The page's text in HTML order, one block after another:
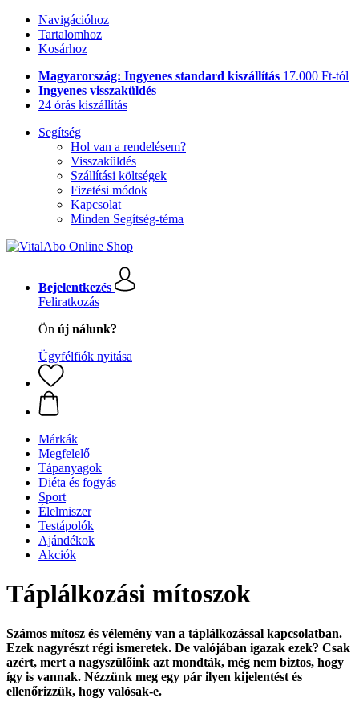
Navigációhoz
Tartalomhoz
Kosárhoz
Magyarország: Ingyenes standard kiszállítás 17.000 Ft-tól
Ingyenes visszaküldés
24 órás kiszállítás
Segítség
Hol van a rendelésem?
Visszaküldés
Szállítási költségek
Fizetési módok
Kapcsolat
Minden Segítség-téma
Bejelentkezés
Feliratkozás
Ön új nálunk?
Ügyfélfiók nyitása
Márkák
Megfelelő
Tápanyagok
Diéta és fogyás
Sport
Élelmiszer
Testápolók
Ajándékok
Akciók
Táplálkozási mítoszok
Számos mítosz és vélemény van a táplálkozással kapcsolatban.
Ezek nagyrészt régi ismeretek. De valójában igazak ezek? Csak
azért, mert a nagyszülőink azt mondták, még nem biztos, hogy
így is vannak. Nézzünk meg egy pár ilyen kijelentést és
ellenőrizzük, hogy valósak-e.